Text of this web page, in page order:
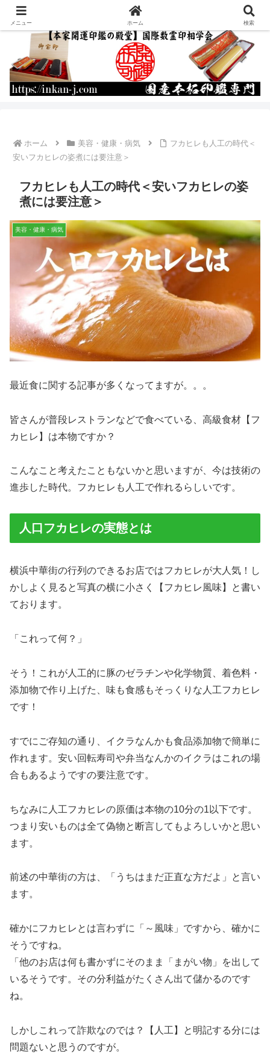
運命を書き換える開運印鑑の作成・通販
ホーム 美容・健康・病気
フカヒレも人工の時代＜
安いフカヒレの姿煮には要注意＞
フカヒレも人工の時代＜安いフカヒレの姿
煮には要注意＞
美容・健康・病気
最近食に関する記事が多くなってますが。。。
皆さんが普段レストランなどで食べている、高級食材【フ
カヒレ】は本物ですか？
こんなこと考えたこともないかと思いますが、今は技術の
進歩した時代。フカヒレも人工で作れるらしいです。
人口フカヒレの実態とは
横浜中華街の行列のできるお店ではフカヒレが大人気！し
かしよく見ると写真の横に小さく【フカヒレ風味】と書い
ております。
「これって何？」
そう！これが人工的に豚のゼラチンや化学物質、着色料・
添加物で作り上げた、味も食感もそっくりな人工フカヒレ
です！
すでにご存知の通り、イクラなんかも食品添加物で簡単に
作れます。安い回転寿司や弁当なんかのイクラはこれの場
合もあるようですの要注意です。
ちなみに人工フカヒレの原価は本物の10分の1以下です。
つまり安いものは全て偽物と断言してもよろしいかと思い
ます。
前述の中華街の方は、「うちはまだ正直な方だよ」と言い
ます。
確かにフカヒレとは言わずに「～風味」ですから、確かに
そうですね。
「他のお店は何も書かずにそのまま「まがい物」を出して
いるそうです。その分利益がたくさん出て儲かるのです
ね。
しかしこれって詐欺なのでは？【人工】と明記する分には
問題ないと思うのですが。
メニュー ホーム 検索